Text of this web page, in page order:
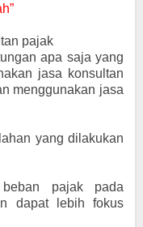
pajak
apa saja yang
jasa konsultan
menggunakan jasa
yang dilakukan
pajak pada
dapat lebih fokus